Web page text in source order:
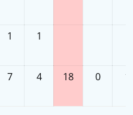
1 1
7 4 18 0 1